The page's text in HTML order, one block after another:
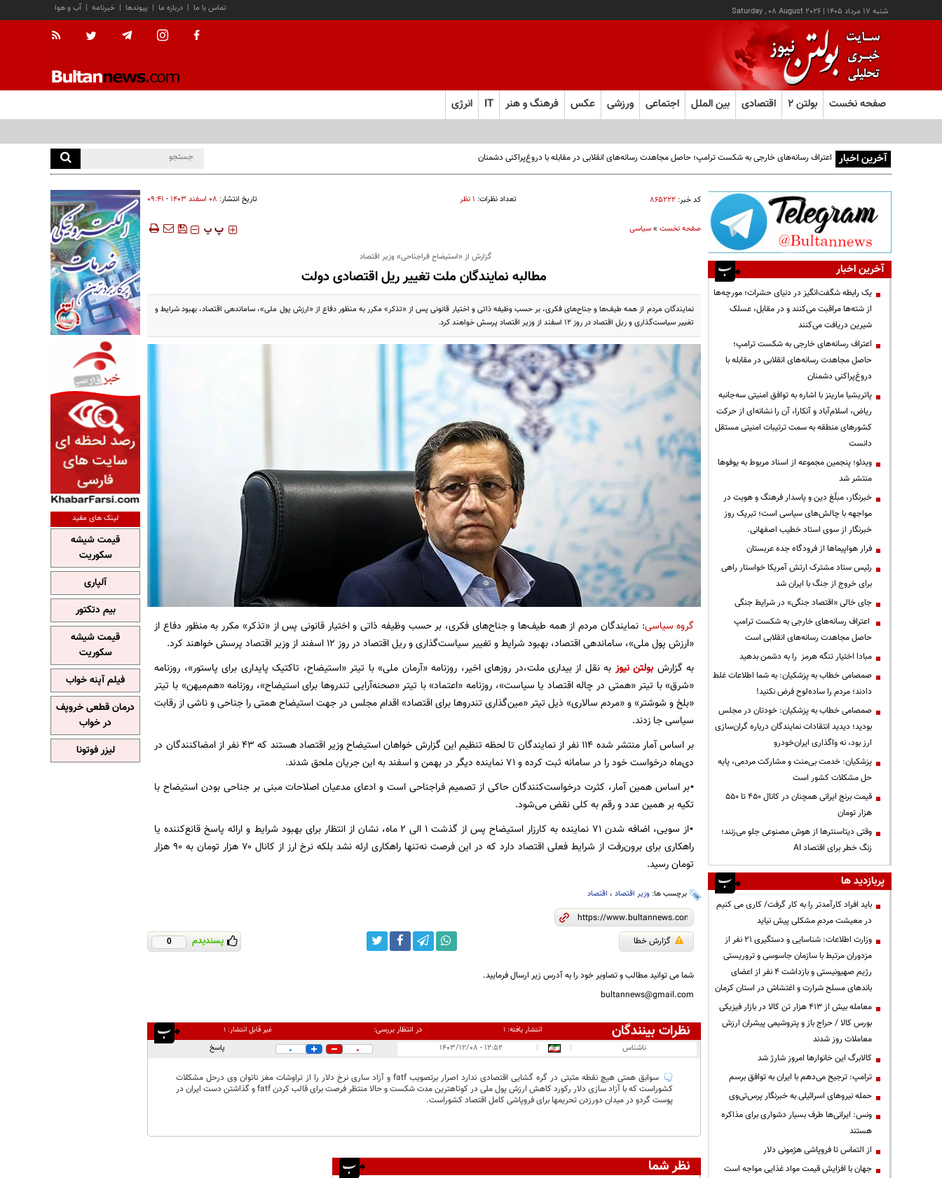
شنبه ۱۷ مرداد ۱۴۰۵ |
Saturday , 08 August 2026 آب و هوا | خبرنامه | پیوندها | درباره ما | تماس با ما
صفحه نخست بولتن ۲ اقتصادی بین الملل اجتماعی ورزشی عکس فرهنگ و هنر IT انرژی
آخرین اخبار اعتراف رسانه‌های خارجی به شکست ترامپ؛ حاصل مجاهدت رسانه‌های انقلابی در مقابله با دروغ‌پراکنی دشمنان
کد خبر: ۸۶۵۲۲۲ تعداد نظرات: ۱ نظر تاریخ انتشار: ۰۸ اسفند ۱۴۰۳ - ۰۹:۴۱
صفحه نخست»سیاسی ‍‍‍ پ پ
گزارش از «استیضاح فراجناحی» وزیر اقتصاد
مطالبه نمایندگان ملت تغییر ریل اقتصادی دولت
نمایندگان مردم از همه طیف‌ها و جناح‌های فکری،‌ بر حسب وظیفه ذاتی و اختیار قانونی پس از «تذکر» مکرر به منظور دفاع از «ارزش پول ملی»، ساماندهی اقتصاد، بهبود شرایط و
تغییر سیاست‌گذاری و ریل اقتصاد در روز ۱۲ اسفند از وزیر اقتصاد پرسش خواهند کرد.
گروه سیاسی: نمایندگان مردم از همه طیف‌ها و جناح‌های فکری،‌ بر حسب وظیفه ذاتی و اختیار قانونی پس از «تذکر» مکرر به منظور دفاع از
«ارزش پول ملی»، ساماندهی اقتصاد، بهبود شرایط و تغییر سیاست‌گذاری و ریل اقتصاد در روز ۱۲ اسفند از وزیر اقتصاد پرسش خواهند کرد.
به گزارش بولتن نیوز به نقل از بیداری ملت،در روزهای اخیر، روزنامه «آرمان ملی» با تیتر «استیضاح، تاکتیک پایداری برای پاستور»، روزنامه
«شرق» با تیتر «همتی در چاله اقتصاد یا سیاست»، روزنامه «اعتماد» با تیتر «صحنه‌آرایی تندروها برای استیضاح»، روزنامه «هم‌میهن» با تیتر
«بلخ و شوشتر» و «مردم سالاری» ذیل تیتر «مین‌گذاری تندروها برای اقتصاد» اقدام مجلس در جهت استیضاح همتی را جناحی و ناشی از رقابت
سیاسی جا زدند.
بر اساس آمار منتشر شده ۱۱۴ نفر از نمایندگان تا لحظه تنظیم این گزارش خواهان استیضاح وزیر اقتصاد هستند که ۴۳ نفر از امضاکنندگان در
دی‌ماه درخواست خود را در سامانه ثبت کرده‌ و ۷۱ نماینده دیگر در بهمن و اسفند به این جریان ملحق شدند.
▪️بر اساس همین آمار، کثرت درخواست‌کنندگان حاکی از تصمیم فراجناحی است و ادعای مدعیان اصلاحات مبنی بر جناحی بودن استیضاح با
تکیه بر همین عدد و رقم به کلی نقض می‌شود.
▪️از سویی، اضافه شدن ۷۱ نماینده به کارزار استیضاح پس از گذشت ۱ الی ۲ ماه، نشان از انتظار برای بهبود شرایط و ارائه پاسخ قانع‌کننده یا
راهکاری برای برون‌رفت از شرایط فعلی اقتصاد دارد که در این فرصت نه‌تنها راهکاری ارئه نشد بلکه نرخ ارز از کانال ۷۰ هزار تومان به ۹۰ هزار
تومان رسید.
برچسب ها: وزیر اقتصاد، اقتصاد
گزارش خطا پسندیدم 0
شما می توانید مطالب و تصاویر خود را به آدرس زیر ارسال فرمایید.
bultannews@gmail.com
نظرات بینندگان انتشار یافته:۱ در انتظار بررسی: غیر قابل انتشار:۱
ناشناس |
| ۱۲:۵۲ - ۱۴۰۳/۱۲/۰۸ 0
0 پاسخ
سوابق همتی هیچ نقطه مثبتی در گره گشایی اقتصادی ندارد اصرار برتصویب fatf و آزاد ساری نرخ دلار را از تراوشات مغز ناتوان وی درحل مشکلات
کشوراست که با آزاد سازی دلار رکورد کاهش ارزش پول ملی در کوتاهترین مدت شکست و حالا منتظر فرصت برای قالب کردن fatf و گذاشتن دست ایران در
پوست گردو در میدان دورزدن تحریمها برای فروپاشی کامل اقتصاد کشوراست.
نظر شما
آخرین اخبار
یک رابطه شگفت‌انگیز در دنیای حشرات؛ مورچه‌ها
از شته‌ها مراقبت می‌کنند و در مقابل، عسلک
شیرین دریافت می‌کنند
اعتراف رسانه‌های خارجی به شکست ترامپ؛
حاصل مجاهدت رسانه‌های انقلابی در مقابله با
دروغ‌پراکنی دشمنان
پاتریشیا مارینز با اشاره به توافق امنیتی سه‌جانبه
ریاض، اسلام‌آباد و آنکارا، آن را نشانه‌ای از حرکت
کشورهای منطقه به سمت ترتیبات امنیتی مستقل
دانست
ویدئو؛ پنجمین مجموعه از اسناد مربوط به یوفوها
منتشر شد
خبرنگار، مبلّغ دین و پاسدار فرهنگ و هویت در
مواجهه با چالش‌های سیاسی است؛ تبریک روز
خبرنگار از سوی استاد خطیب اصفهانی.
فرار هواپیماها از فرودگاه جده عربستان
رئیس ستاد مشترک ارتش آمریکا خواستار راهی
برای خروج از جنگ با ایران شد
جای خالی «اقتصاد جنگی» در شرایط جنگی
اعتراف رسانه‌های خارجی به شکست ترامپ
حاصل مجاهدت رسانه‌های انقلابی است
مبادا اختیار تنگه هرمز را به دشمن بدهید
صمصامی خطاب به پزشکیان: به شما اطلاعات غلط
دادند؛ مردم را ساده‌لوح فرض نکنید!
صمصامی خطاب به پزشکیان: خودتان در مجلس
بودید؛ دیدید انتقادات نمایندگان درباره گران‌سازی
ارز بود، نه واگذاری ایران‌خودرو
پزشکیان: خدمت بی‌منت و مشارکت مردمی، پایه
حل مشکلات کشور است
قیمت‌ برنج ایرانی همچنان در کانال ۴۵۰ تا ۵۵۰
هزار تومان
وقتی دیتاسنترها از هوش مصنوعی جلو می‌زنند؛
زنگ خطر برای اقتصاد AI
پربازدید ها
باید افراد کارآمدتر را به کار گرفت/ کاری می کنیم
در معیشت مردم مشکلی پیش نیاید
وزارت اطلاعات: شناسایی و دستگیری ۲۱ نفر از
مزدوران مرتبط با سازمان جاسوسی و تروریستی
رژیم صهیونیستی و بازداشت ۴ نفر از اعضای
باندهای مسلح شرارت و اغتشاش در استان کرمان
معامله بیش از ۴۱۳ هزار تن کالا در بازار فیزیکی
بورس کالا / حراج باز و پتروشیمی پیشران ارزش
معاملات روز شدند
کالابرگ این خانوارها امروز شارژ شد
ترامپ: ترجیح می‌دهم با ایران به توافق برسم
حمله نیروهای اسرائیلی به خبرنگار پرس‌تی‌وی
ونس: ایرانی‌ها طرف بسیار دشواری برای مذاکره
هستند
از التماس تا فروپاشی هژمونی دلار
جهان با افزایش قیمت مواد غذایی مواجه است
لینک های مفید
قیمت شیشه
سکوریت
آلپاری
بیم دتکتور
قیمت شیشه
سکوریت
فیلم آپنه خواب
درمان قطعی خروپف
در خواب
لیزر فوتونا